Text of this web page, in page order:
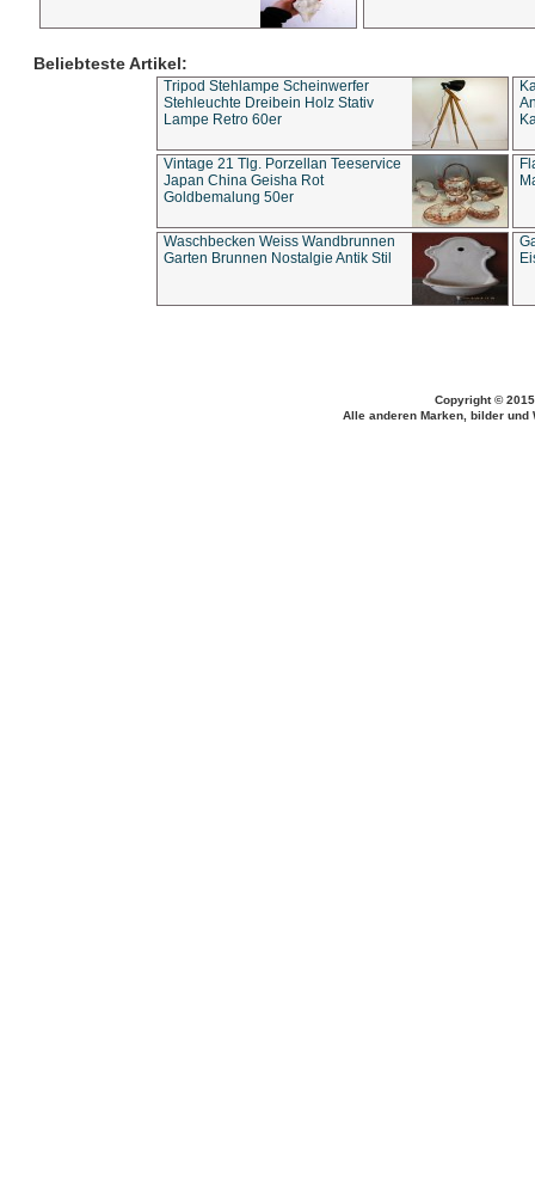
Beliebteste Artikel:
Tripod Stehlampe Scheinwerfer
Stehleuchte Dreibein Holz Stativ
Lampe Retro 60er
Vintage 21 Tlg. Porzellan Teeservice
Japan China Geisha Rot
Goldbemalung 50er
Waschbecken Weiss Wandbrunnen
Garten Brunnen Nostalgie Antik Stil
Copyright ©
Alle anderen Marken, bilder und